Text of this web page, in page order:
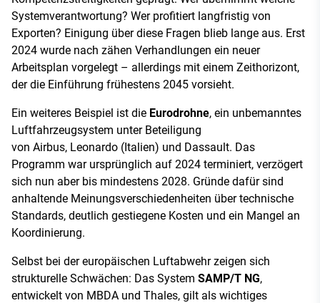
Systemverantwortung? Wer profitiert langfristig von
Exporten? Einigung über diese Fragen blieb lange aus. Erst
2024 wurde nach zähen Verhandlungen ein neuer
Arbeitsplan vorgelegt – allerdings mit einem Zeithorizont,
der die Einführung frühestens 2045 vorsieht.
Ein weiteres Beispiel ist die Eurodrohne, ein unbemanntes
Luftfahrzeugsystem unter Beteiligung
von Airbus, Leonardo (Italien) und Dassault. Das
Programm war ursprünglich auf 2024 terminiert, verzögert
sich nun aber bis mindestens 2028. Gründe dafür sind
anhaltende Meinungsverschiedenheiten über technische
Standards, deutlich gestiegene Kosten und ein Mangel an
Koordinierung.
Selbst bei der europäischen Luftabwehr zeigen sich
strukturelle Schwächen: Das System SAMP/T NG,
entwickelt von MBDA und Thales, gilt als wichtiges